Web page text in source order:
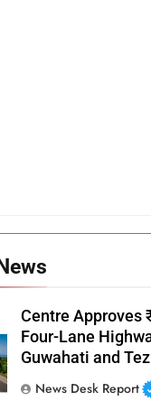
Centre Approves
Four-Lane
Guwahati and
News Desk Report